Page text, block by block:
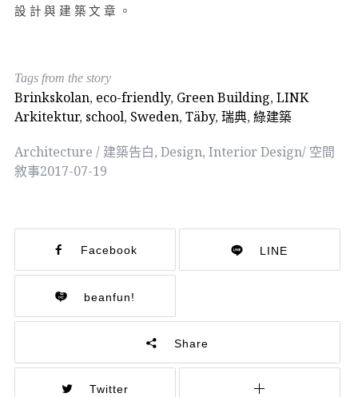
設計與建築文章。
Tags from the story
Brinkskolan, eco-friendly, Green Building, LINK
Arkitektur, school, Sweden, Täby, 瑞典, 綠建築
Architecture / 建築告白, Design, Interior Design/ 空間
敘事2017-07-19
Facebook LINE
beanfun!
Share
Twitter